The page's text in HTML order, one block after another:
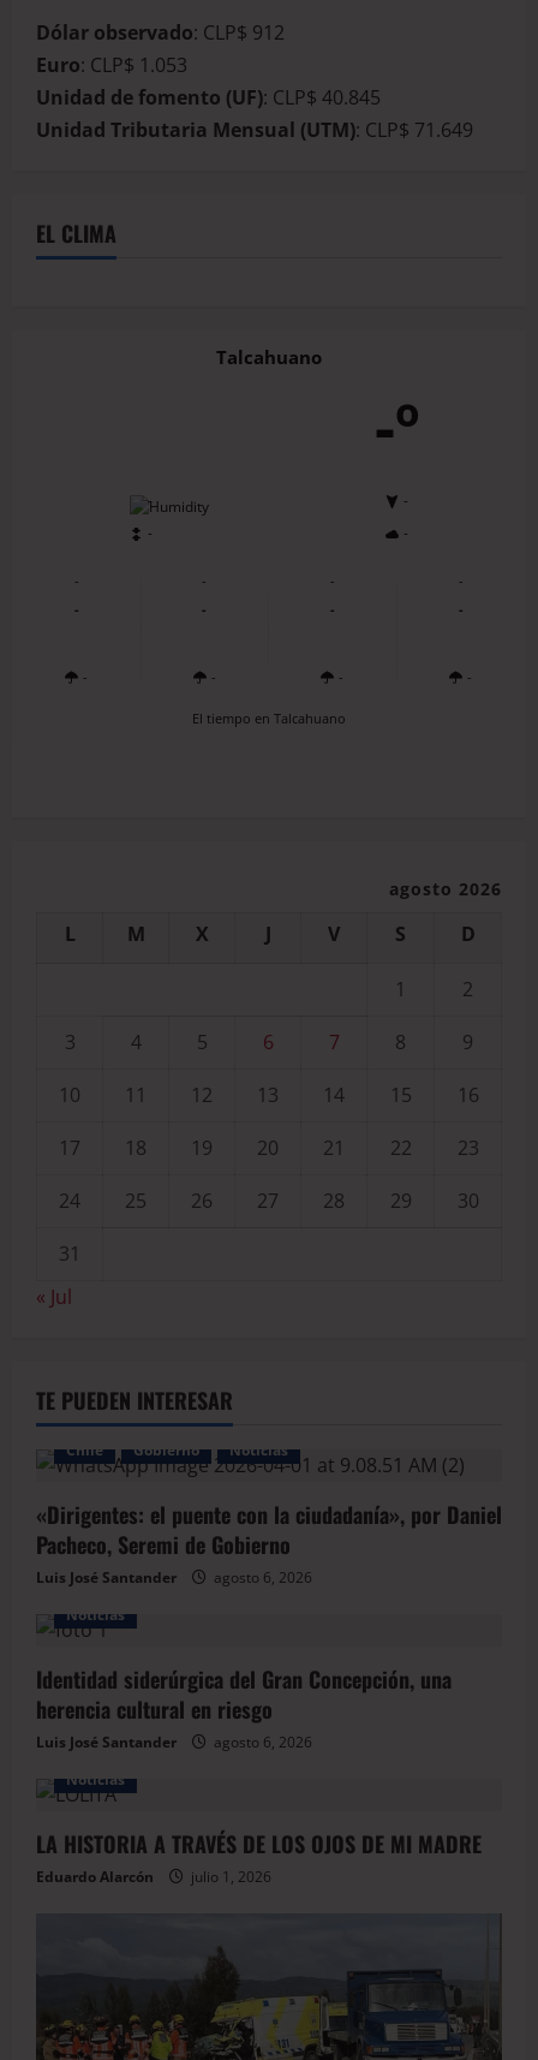
Dólar observado: CLP$ 912
Euro: CLP$ 1.053
Unidad de fomento (UF): CLP$ 40.845
Unidad Tributaria Mensual (UTM): CLP$ 71.649
EL CLIMA
Talcahuano
-º
-
-
-
-
-
-
-
-
-
-
-
-
-
-
-
-
El tiempo en Talcahuano
agosto 2026
L M X J V S D
1
2
3
4 5 6 7 8
9
10
11 12 13 14 15
16
17
18 19 20 21 22
23
24
25 26 27 28 29
30
31
« Jul
TE PUEDEN INTERESAR
Chile Gobierno Noticias
«Dirigentes: el puente con la ciudadanía», por Daniel
Pacheco, Seremi de Gobierno
Luis José Santander
agosto 6, 2026
Noticias
Identidad siderúrgica del Gran Concepción, una
herencia cultural en riesgo
Luis José Santander
agosto 6, 2026
Noticias
LA HISTORIA A TRAVÉS DE LOS OJOS DE MI MADRE
Eduardo Alarcón julio 1, 2026